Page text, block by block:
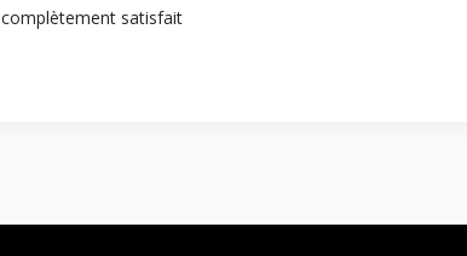
complètement satisfait